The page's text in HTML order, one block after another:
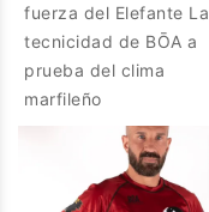
fuerza del Elefante La
tecnicidad de BŌA a
prueba del clima
marfileño